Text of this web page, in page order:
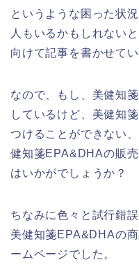
というような困った状
人もいるかもしれない
向けて記事を書かせて
なので、もし、美健知
しているけど、美健知
つけることができない
健知箋EPA&DHAの販
はいかがでしょうか？
ちなみに色々と試行錯
美健知箋EPA&DHAの
ームページでした。